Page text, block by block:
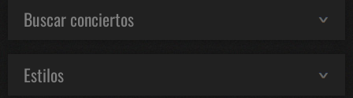
Buscar conciertos
Estilos